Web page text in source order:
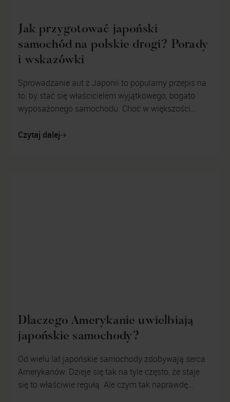
Jak przygotować japoński
samochód na polskie drogi? Porady
i wskazówki
Sprowadzanie aut z Japonii to popularny przepis na
to, by stać się właścicielem wyjątkowego, bogato
wyposażonego samochodu. Choć w większości
Czytaj dalej
Dlaczego Amerykanie uwielbiają
japońskie samochody?
Od wielu lat japońskie samochody zdobywają serca
Amerykanów. Dzieje się tak na tyle często, że staje
się to właściwie regułą. Ale czym tak naprawdę